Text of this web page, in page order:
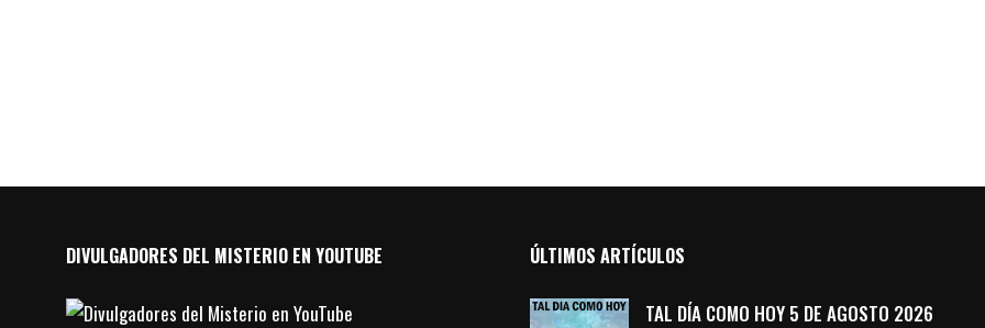
DIVULGADORES DEL MISTERIO EN YOUTUBE ÚLTIMOS ARTÍCULOS
TAL DÍA COMO HOY 5 DE AGOSTO 2026